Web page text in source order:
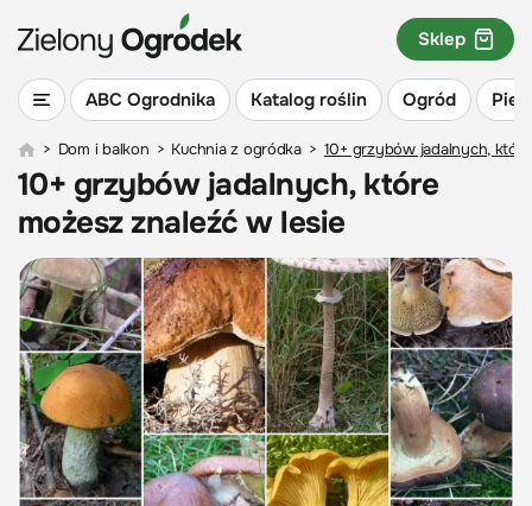
ABC Ogrodnika Katalog roślin Ogród
Sklep
> Dom i balkon > Kuchnia z ogródka > 10+ grzybów jadalnych,
10+ grzybów jadalnych, które
możesz znaleźć w lesie